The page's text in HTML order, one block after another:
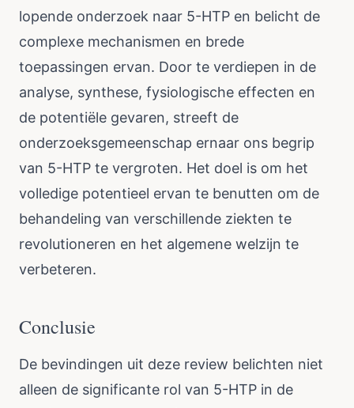
lopende onderzoek naar 5-HTP en belicht de
complexe mechanismen en brede
toepassingen ervan. Door te verdiepen in de
analyse, synthese, fysiologische effecten en
de potentiële gevaren, streeft de
onderzoeksgemeenschap ernaar ons begrip
van 5-HTP te vergroten. Het doel is om het
volledige potentieel ervan te benutten om de
behandeling van verschillende ziekten te
revolutioneren en het algemene welzijn te
verbeteren.
Conclusie
De bevindingen uit deze review belichten niet
alleen de significante rol van 5-HTP in de